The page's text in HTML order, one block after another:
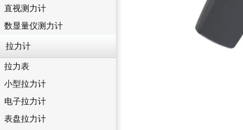
直视测力计
数显量仪测力计
拉力计
拉力表
小型拉力计
电子拉力计
表盘拉力计